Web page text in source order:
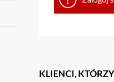
KLIENCI,